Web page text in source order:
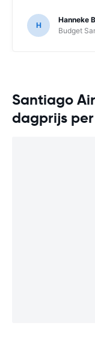
H
Hanneke
Budget
Santiago
dagprijs